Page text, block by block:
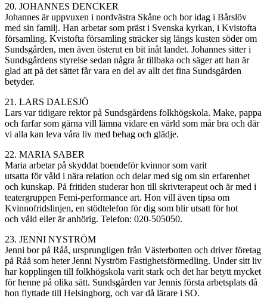
20. JOHANNES DENCKER
Johannes är uppvuxen i nordvästra Skåne och bor idag i Bårslöv
med sin familj. Han arbetar som präst i Svenska kyrkan, i Kvistofta
församling. Kvistofta församling sträcker sig längs kusten söder om
Sundsgården, men även österut en bit inåt landet. Johannes sitter i
Sundsgårdens styrelse sedan några år tillbaka och säger att han är
glad att på det sättet får vara en del av allt det fina Sundsgården
betyder.
21. LARS DALESJÖ
Lars var tidigare rektor på Sundsgårdens folkhögskola. Make, pappa
och farfar som gärna vill lämna vidare en värld som mår bra och där
vi alla kan leva våra liv med behag och glädje.
22. MARIA SABER
Maria arbetar på skyddat boendeförkvinnor som varit
utsatta för våld i nära relation och delar med sig om sin erfarenhet
och kunskap. På fritiden studerar hon till skrivterapeut och ärmed i
teatergruppen Femi-performance art. Hon vill även tipsa om
Kvinnofridslinjen, en stödtelefon fördig som blir utsatt förhot
och våld ellerär anhörig. Telefon: 020-505050.
23. JENNI NYSTRÖM
Jenni bor på Råå, ursprungligen från Västerbotten och driver företag
på Råå som heter Jenni Nyström Fastighetsförmedling. Under sitt liv
har kopplingen till folkhögskola varit stark och det har betytt mycket
för henne på olika sätt. Sundsgården var Jennis första arbetsplats då
hon flyttade till Helsingborg, och vardå lärare i SO.